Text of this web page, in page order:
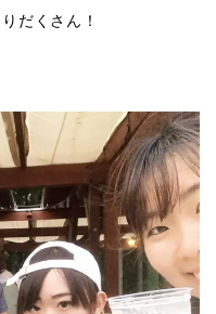
だくさん！